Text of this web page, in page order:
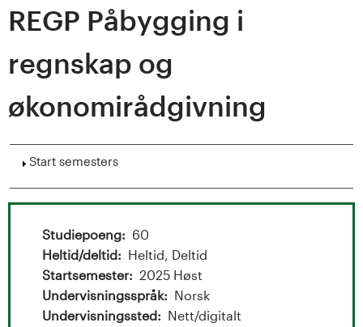
d
k
t
REGP Påbygging i
regnskap og
økonomirådgivning
Show
Start semesters
Studiepoeng
60
Heltid/deltid
Heltid, Deltid
Startsemester
2025 Høst
Undervisningsspråk
Norsk
Undervisningssted
Nett/digitalt